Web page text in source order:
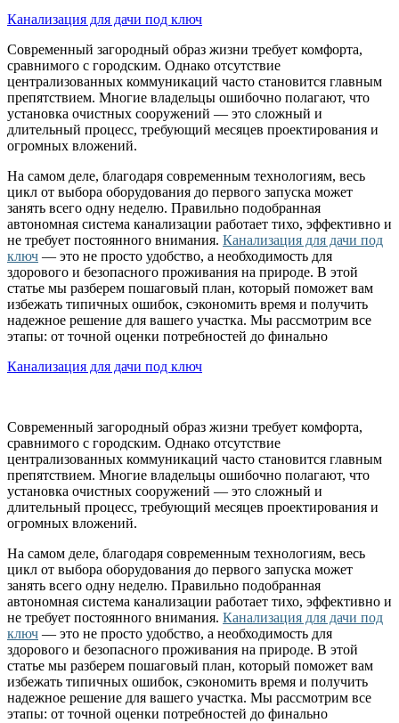
Канализация для дачи под ключ
Современный загородный образ жизни требует комфорта,
сравнимого с городским. Однако отсутствие
централизованных коммуникаций часто становится главным
препятствием. Многие владельцы ошибочно полагают, что
установка очистных сооружений — это сложный и
длительный процесс, требующий месяцев проектирования и
огромных вложений.
На самом деле, благодаря современным технологиям, весь
цикл от выбора оборудования до первого запуска может
занять всего одну неделю. Правильно подобранная
автономная система канализации работает тихо, эффективно и
не требует постоянного внимания. Канализация для дачи под
ключ — это не просто удобство, а необходимость для
здорового и безопасного проживания на природе. В этой
статье мы разберем пошаговый план, который поможет вам
избежать типичных ошибок, сэкономить время и получить
надежное решение для вашего участка. Мы рассмотрим все
этапы: от точной оценки потребностей до финально
Канализация для дачи под ключ
Современный загородный образ жизни требует комфорта,
сравнимого с городским. Однако отсутствие
централизованных коммуникаций часто становится главным
препятствием. Многие владельцы ошибочно полагают, что
установка очистных сооружений — это сложный и
длительный процесс, требующий месяцев проектирования и
огромных вложений.
На самом деле, благодаря современным технологиям, весь
цикл от выбора оборудования до первого запуска может
занять всего одну неделю. Правильно подобранная
автономная система канализации работает тихо, эффективно и
не требует постоянного внимания. Канализация для дачи под
ключ — это не просто удобство, а необходимость для
здорового и безопасного проживания на природе. В этой
статье мы разберем пошаговый план, который поможет вам
избежать типичных ошибок, сэкономить время и получить
надежное решение для вашего участка. Мы рассмотрим все
этапы: от точной оценки потребностей до финально